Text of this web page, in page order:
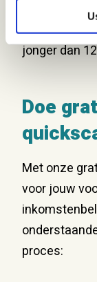
jonger dan
Doe
Met onze
voor jouw
proces: